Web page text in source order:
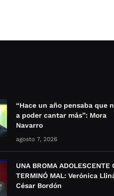
“Hace un año pensaba que
a poder cantar más”: Mora
Navarro
agosto 7, 2026
UNA BROMA ADOLESCENTE
TERMINÓ MAL: Verónica
César Bordón